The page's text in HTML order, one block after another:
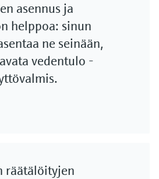
asennus ja
helppoa: sinun
ne seinään,
vedentulo -
räätälöityjen